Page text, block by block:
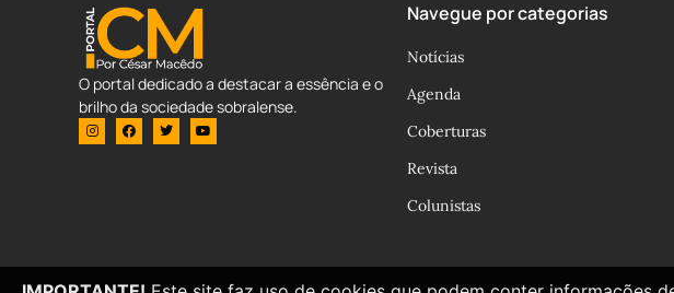
O portal dedicado a destacar a essência e o
brilho da sociedade sobralense.
Navegue por categorias
Notícias
Agenda
Coberturas
Revista
Colunistas